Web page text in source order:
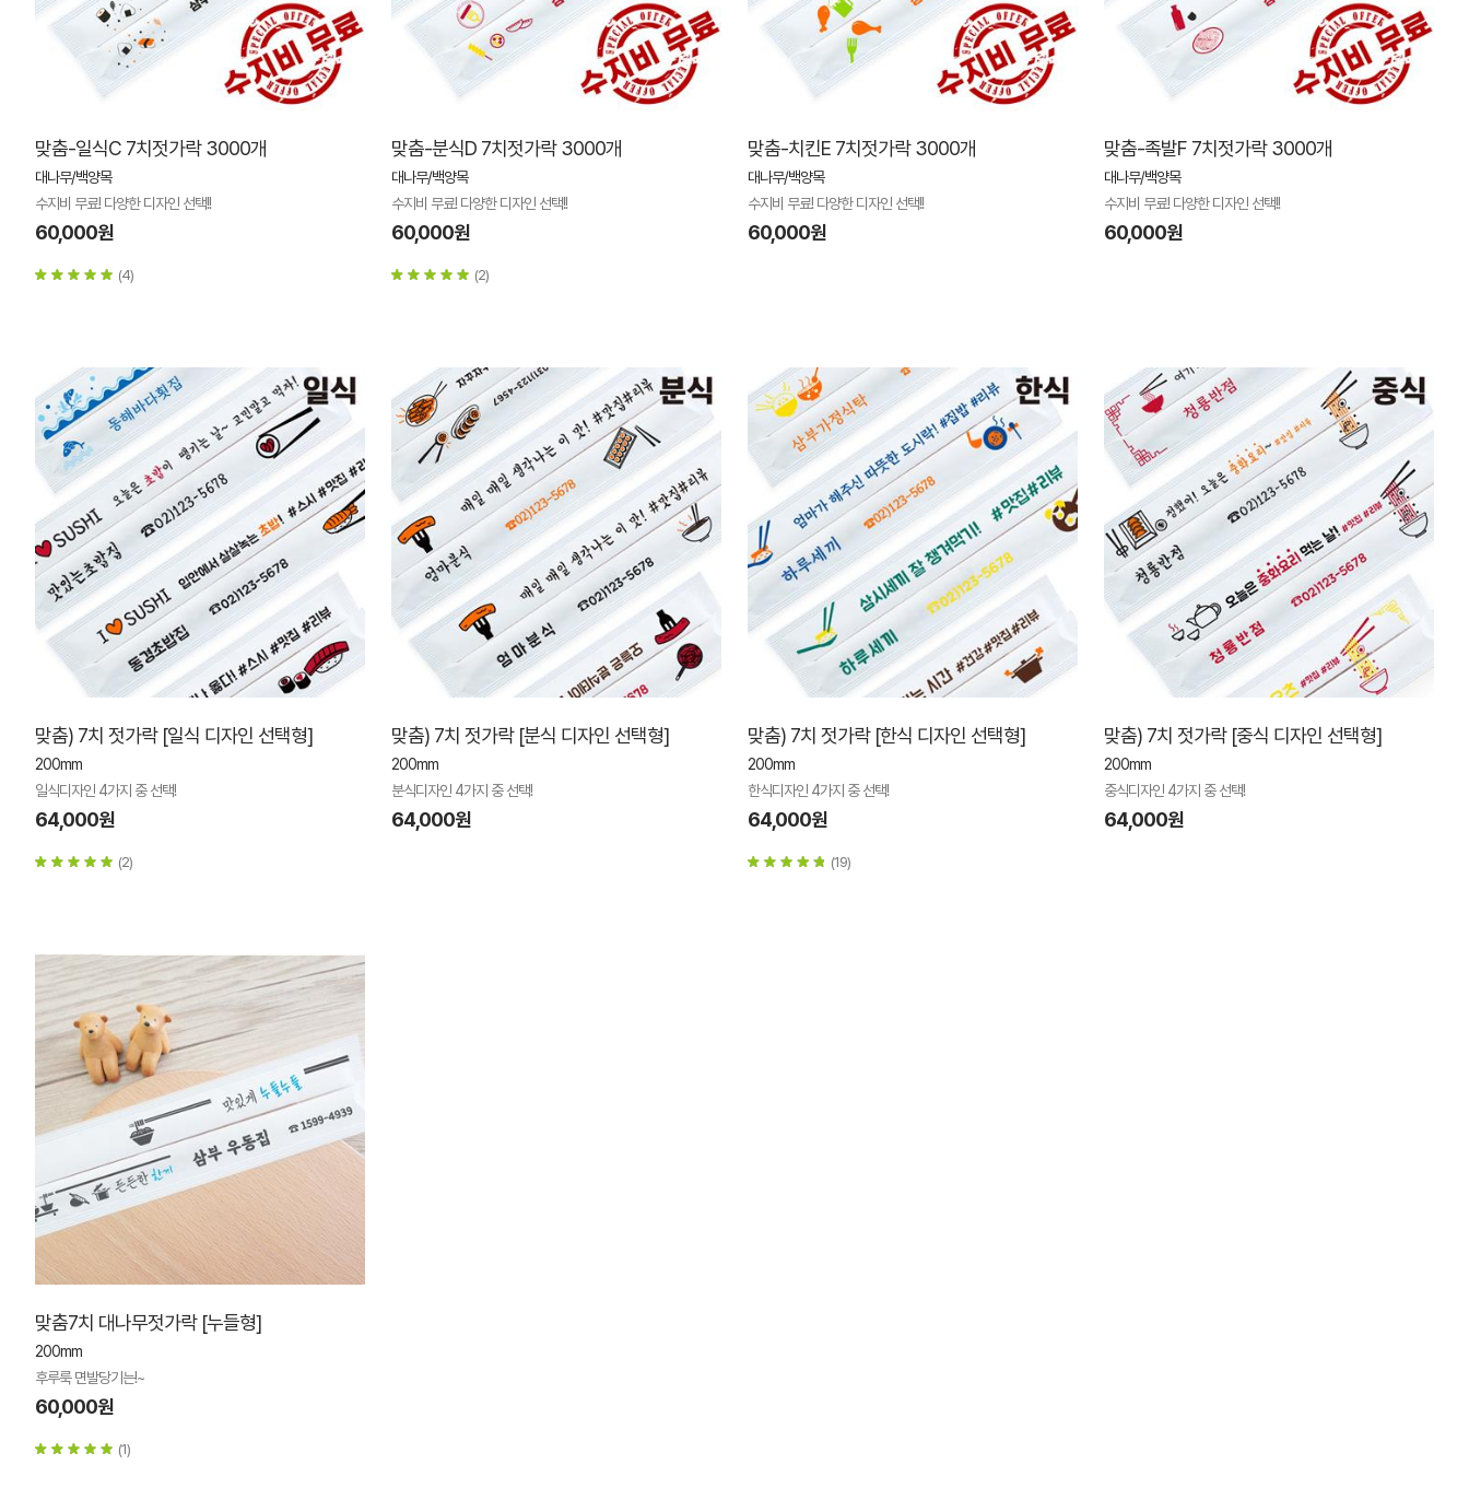
맞춤-일식C 7치젓가락 3000개
대나무/백양목
수지비 무료! 다양한 디자인 선택!!
60,000원
(4)
맞춤-분식D 7치젓가락 3000개
대나무/백양목
수지비 무료! 다양한 디자인 선택!!
60,000원
(2)
맞춤-치킨E 7치젓가락 3000개
대나무/백양목
수지비 무료! 다양한 디자인 선택!!
60,000원
맞춤-족발F 7치젓가락 3000개
대나무/백양목
수지비 무료! 다양한 디자인 선택!!
60,000원
맞춤) 7치 젓가락 [일식 디자인 선택형]
200mm
일식디자인 4가지 중 선택!
64,000원
(2)
맞춤) 7치 젓가락 [분식 디자인 선택형]
200mm
분식디자인 4가지 중 선택!
64,000원
맞춤) 7치 젓가락 [한식 디자인 선택형]
200mm
한식디자인 4가지 중 선택!
64,000원
(19)
맞춤) 7치 젓가락 [중식 디자인 선택형]
200mm
중식디자인 4가지 중 선택!
64,000원
맞춤7치 대나무젓가락 [누들형]
200mm
후루룩 면발당기는!~
60,000원
(1)